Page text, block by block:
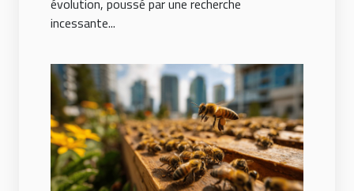
incessante...